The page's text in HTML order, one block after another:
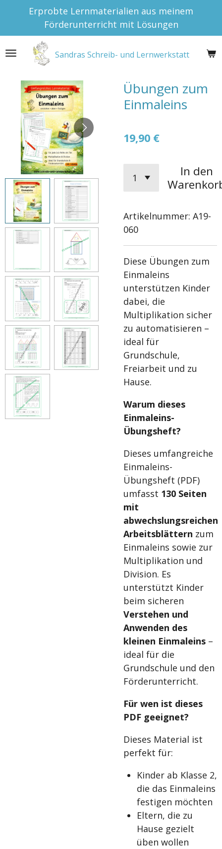
Hauptinhalt
springen
Sandras Schreib- und Lernwerkstatt
Erprobte Lernmaterialien aus meinem
Förderunterricht mit Lösungen
Übungen zum
Einmaleins
19,90 €
In den
Artikelnummer: A19-
060
Diese Übungen zum
Einmaleins
unterstützen Kinder
dabei, die
Multiplikation sicher
zu automatisieren –
ideal für
Grundschule,
Freiarbeit und zu
Hause.
Warum dieses
Einmaleins-
Übungsheft?
Dieses umfangreiche
Einmaleins-
Übungsheft (PDF)
umfasst 130 Seiten
mit
abwechslungsreichen
Arbeitsblättern zum
Einmaleins sowie zur
Multiplikation und
Division. Es
unterstützt Kinder
beim sicheren
Verstehen und
Anwenden des
kleinen Einmaleins –
ideal für die
Grundschule und den
Förderunterricht.
Für wen ist dieses
PDF geeignet?
Dieses Material ist
perfekt für:
Kinder ab Klasse 2,
die das Einmaleins
festigen möchten
Eltern, die zu
Hause gezielt
üben wollen